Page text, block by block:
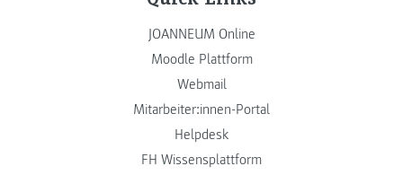
JOANNEUM Online
Moodle Plattform
Webmail
Mitarbeiter:innen-Portal
Helpdesk
FH Wissensplattform